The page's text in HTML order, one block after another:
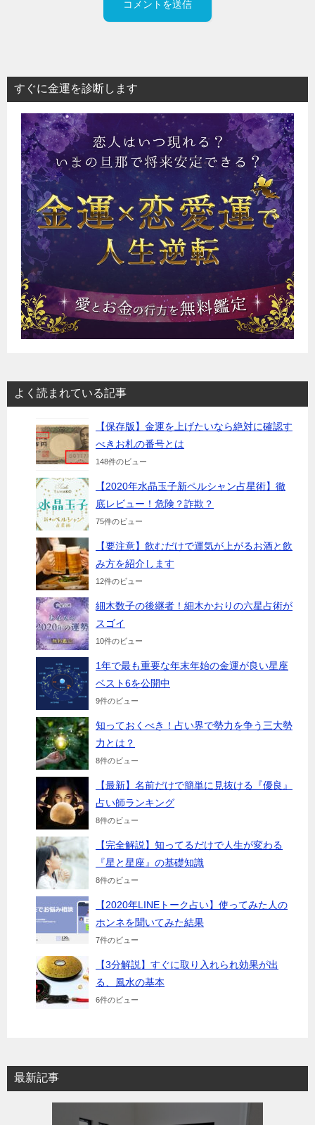
すぐに金運を診断します
よく読まれている記事
【保存版】金運を上げたいなら絶対に確認す
べきお札の番号とは
148件のビュー
【2020年水晶玉子新ペルシャン占星術】徹
底レビュー！危険？詐欺？
75件のビュー
【要注意】飲むだけで運気が上がるお酒と飲
み方を紹介します
12件のビュー
細木数子の後継者！細木かおりの六星占術が
スゴイ
10件のビュー
1年で最も重要な年末年始の金運が良い星座
ベスト6を公開中
9件のビュー
知っておくべき！占い界で勢力を争う三大勢
力とは？
8件のビュー
【最新】名前だけで簡単に見抜ける『優良』
占い師ランキング
8件のビュー
【完全解説】知ってるだけで人生が変わる
『星と星座』の基礎知識
8件のビュー
【2020年LINEトーク占い】使ってみた人の
ホンネを聞いてみた結果
7件のビュー
【3分解説】すぐに取り入れられ効果が出
る、風水の基本
6件のビュー
最新記事